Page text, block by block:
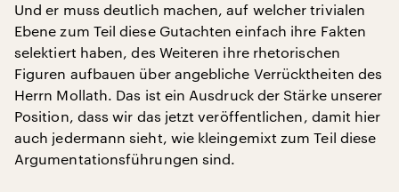
Und er muss deutlich machen, auf welcher trivialen
Ebene zum Teil diese Gutachten einfach ihre Fakten
selektiert haben, des Weiteren ihre rhetorischen
Figuren aufbauen über angebliche Verrücktheiten des
Herrn Mollath. Das ist ein Ausdruck der Stärke unserer
Position, dass wir das jetzt veröffentlichen, damit hier
auch jedermann sieht, wie kleingemixt zum Teil diese
Argumentationsführungen sind.